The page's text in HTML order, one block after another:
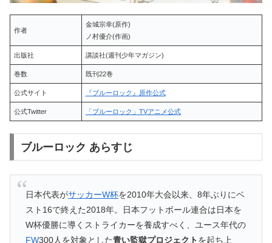
作者
金城宗幸(原作)
ノ村優介(作画)
出版社 講談社(週刊少年マガジン)
巻数 既刊22巻
公式サイト 『ブルーロック』原作公式
公式Twitter 「ブルーロック」TVアニメ公式
ブルーロック あらすじ
日本代表がサッカーW杯を2010年大会以来、8年ぶりにベ
スト16で終えた2018年。日本フットボール連合は日本を
W杯優勝に導くストライカーを養成すべく、ユース年代の
FW300人を対象とした青い監獄プロジェクトを起ち上